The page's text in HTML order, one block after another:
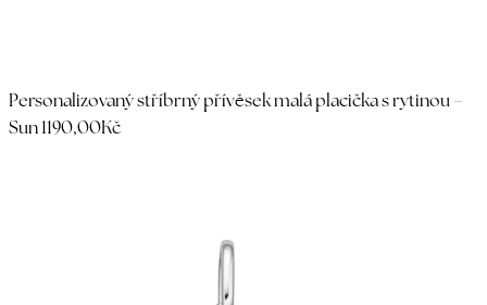
Personalizovaný stříbrný přívěsek malá placička s rytinou –
Sun 1190,00Kč